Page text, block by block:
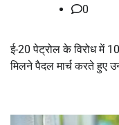
0
ई-20 पेट्रोल के विरोध में
मिलने पैदल मार्च करते हुए